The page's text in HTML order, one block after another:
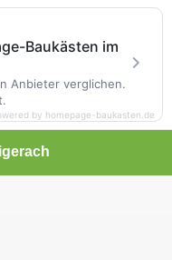
Baukästen im
Anbieter verglichen.
by homepage-baukasten.de